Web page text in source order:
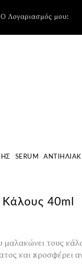
Ο Λογαριασμός μου:
SERUM
40ml
τους
και προσφέρει